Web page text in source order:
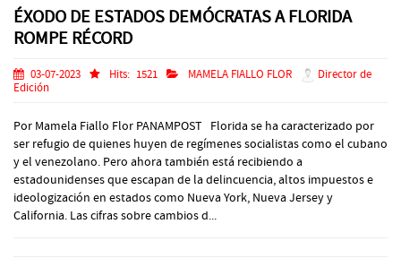
ÉXODO DE ESTADOS DEMÓCRATAS A FLORIDA
ROMPE RÉCORD
03-07-2023 Hits: 1521 MAMELA FIALLO FLOR
Director de
Edición
Por Mamela Fiallo Flor PANAMPOST Florida se ha caracterizado por
ser refugio de quienes huyen de regímenes socialistas como el cubano
y el venezolano. Pero ahora también está recibiendo a
estadounidenses que escapan de la delincuencia, altos impuestos e
ideologización en estados como Nueva York, Nueva Jersey y
California. Las cifras sobre cambios d...